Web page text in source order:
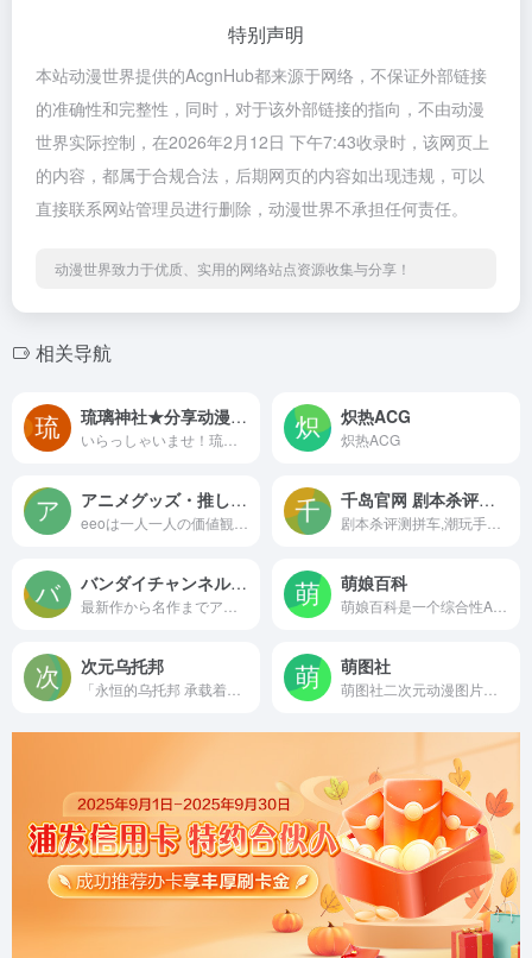
特别声明
本站动漫世界提供的AcgnHub都来源于网络，不保证外部链接
的准确性和完整性，同时，对于该外部链接的指向，不由动漫
世界实际控制，在2026年2月12日 下午7:43收录时，该网页上
的内容，都属于合规合法，后期网页的内容如出现违规，可以
直接联系网站管理员进行删除，动漫世界不承担任何责任。
动漫世界致力于优质、实用的网络站点资源收集与分享！
相关导航
琉璃神社★分享动漫快乐 炽热ACG
炽热ACG
アニメグッズ・推し活情報の総合サイト｜eeo（イーオ） 千岛官网 剧本杀评测拼车
バンダイチャンネル｜最新作から不朽の名作までアニメ・特撮作品を配信中！ 萌娘百科
次元乌托邦 萌图社